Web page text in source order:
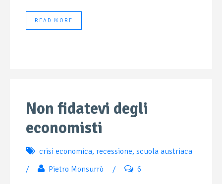
READ MORE
Non fidatevi degli
economisti
crisi economica, recessione, scuola austriaca
/
Pietro Monsurrò / 6